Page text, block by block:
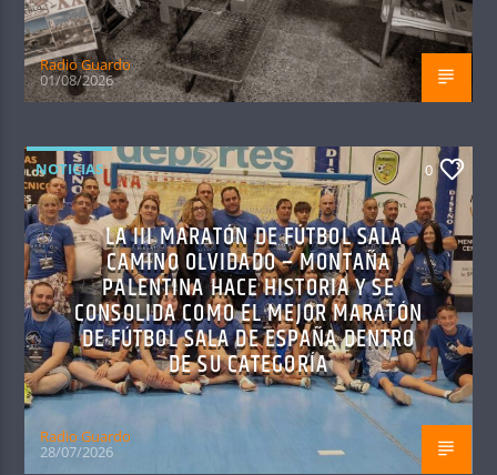
Radio Guardo
01/08/2026
NOTICIAS 0
LA III MARATÓN DE FÚTBOL SALA
CAMINO OLVIDADO – MONTAÑA
PALENTINA HACE HISTORIA Y SE
CONSOLIDA COMO EL MEJOR MARATÓN
DE FÚTBOL SALA DE ESPAÑA DENTRO
DE SU CATEGORÍA
Radio Guardo
28/07/2026